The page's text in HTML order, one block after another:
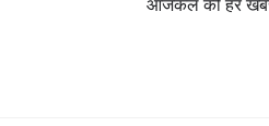
आजकल की हर खबर,